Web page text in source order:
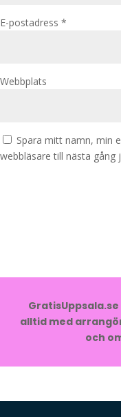
E-postadress *
Webbplats
Spara mitt namn, min
webbläsare till nästa gång
alltid med
och